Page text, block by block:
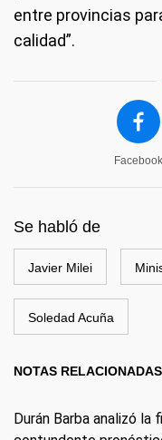
entre provincias
calidad”.
Facebook
Se habló de
Javier Milei
Soledad Acuña
NOTAS RELACIONADAS
Durán Barba analizó la